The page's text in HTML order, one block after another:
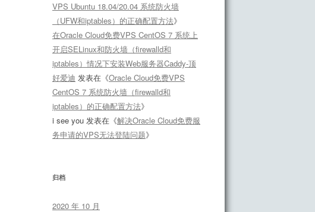
VPS Ubuntu 18.04/20.04 系统防火墙
（UFW和iptables）的正确配置方法》
在Oracle Cloud免费VPS CentOS 7 系统上
开启SELinux和防火墙（firewalld和
iptables）情况下安装Web服务器Caddy-顶
好爱迪 发表在《Oracle Cloud免费VPS
CentOS 7 系统防火墙（firewalld和
iptables）的正确配置方法》
i see you 发表在《解决Oracle Cloud免费服
务申请的VPS无法登陆问题》
归档
2020 年 10 月